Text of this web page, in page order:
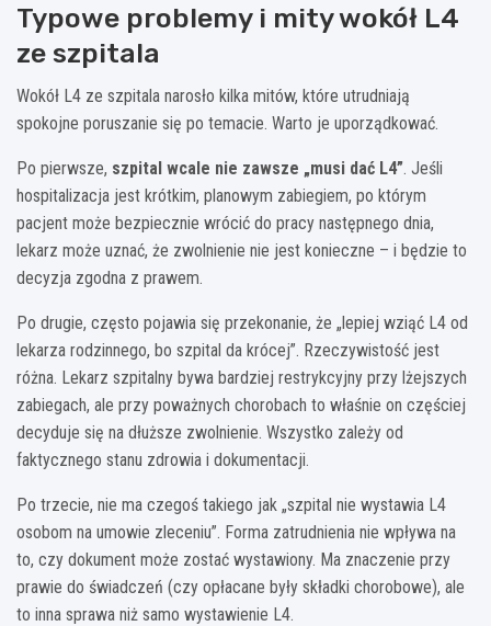
Typowe problemy i mity wokół L4
ze szpitala
Wokół L4 ze szpitala narosło kilka mitów, które utrudniają
spokojne poruszanie się po temacie. Warto je uporządkować.
Po pierwsze, szpital wcale nie zawsze „musi dać L4”. Jeśli
hospitalizacja jest krótkim, planowym zabiegiem, po którym
pacjent może bezpiecznie wrócić do pracy następnego dnia,
lekarz może uznać, że zwolnienie nie jest konieczne – i będzie to
decyzja zgodna z prawem.
Po drugie, często pojawia się przekonanie, że „lepiej wziąć L4 od
lekarza rodzinnego, bo szpital da krócej”. Rzeczywistość jest
różna. Lekarz szpitalny bywa bardziej restrykcyjny przy lżejszych
zabiegach, ale przy poważnych chorobach to właśnie on częściej
decyduje się na dłuższe zwolnienie. Wszystko zależy od
faktycznego stanu zdrowia i dokumentacji.
Po trzecie, nie ma czegoś takiego jak „szpital nie wystawia L4
osobom na umowie zleceniu”. Forma zatrudnienia nie wpływa na
to, czy dokument może zostać wystawiony. Ma znaczenie przy
prawie do świadczeń (czy opłacane były składki chorobowe), ale
to inna sprawa niż samo wystawienie L4.